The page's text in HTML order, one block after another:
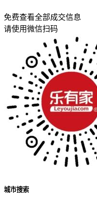
免费查看全部成交信息
请使用微信扫码
城市搜索